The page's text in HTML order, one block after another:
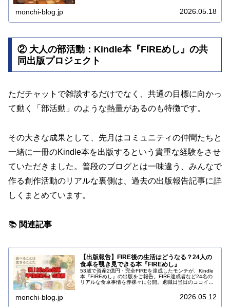
monchi-blog.jp 2026.05.18
② 大人の部活動：Kindle本『FIREめし』の共
同出版プロジェクト
ただチャットで雑談するだけでなく、共通の目標に向かっ
て動く「部活動」のような熱量があるのも特徴です。
その大きな成果として、先月はコミュニティの仲間たちと
一緒に一冊のKindle本を出版するという貴重な経験をさせ
ていただきました。普段のブログとは一味違う、みんなで
作る創作活動のリアルな裏側は、過去の出版報告記事に詳
しくまとめています。
📚 関連記事
【出版報告】FIRE後の生活はどうなる？24人の
食卓を覗き見できる本『FIREめし』
53歳で資産2億円・完全FIREを達成したモンチが、Kindle
本『FIREめし』の出版をご報告。FIRE達成者など24名の
リアルな食卓事情を赤裸々に公開。退職日当日のココイチ
monchi-blog.jp 2026.05.12